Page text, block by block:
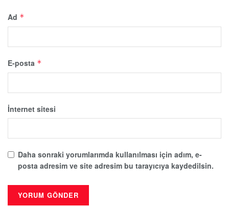
Ad *
E-posta *
İnternet sitesi
Daha sonraki yorumlarımda kullanılması için adım, e-
posta adresim ve site adresim bu tarayıcıya kaydedilsin.